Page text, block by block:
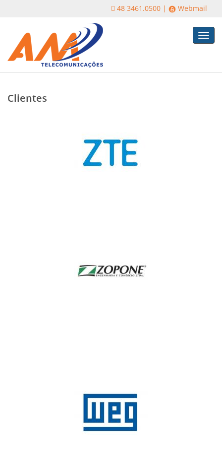
48 3461.0500 | Webmail
Clientes